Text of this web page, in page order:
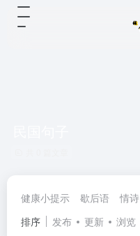
健康小提示 歇后语 情诗
排序
发布 更新 浏览